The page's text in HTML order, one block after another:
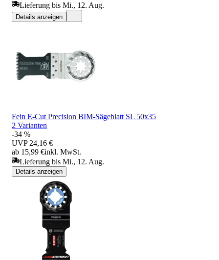
Lieferung bis Mi., 12. Aug.
Details anzeigen
Fein E-Cut Precision BIM-Sägeblatt SL 50x35
2 Varianten
-34 %
UVP 24,16 €
ab 15,99 €inkl. MwSt.
Lieferung bis Mi., 12. Aug.
Details anzeigen